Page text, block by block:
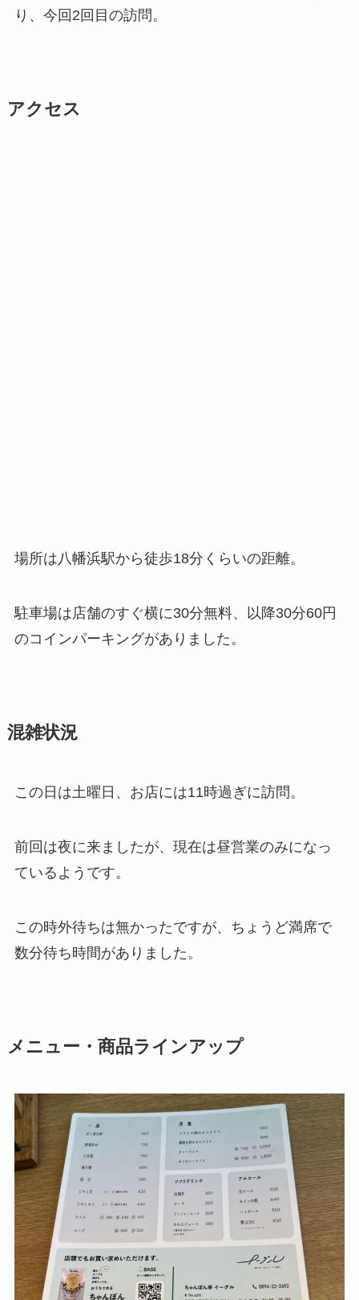
り、今回2回目の訪問。
アクセス
場所は八幡浜駅から徒歩18分くらいの距離。
駐車場は店舗のすぐ横に30分無料、以降30分60円
のコインパーキングがありました。
混雑状況
この日は土曜日、お店には11時過ぎに訪問。
前回は夜に来ましたが、現在は昼営業のみになっ
ているようです。
この時外待ちは無かったですが、ちょうど満席で
数分待ち時間がありました。
メニュー・商品ラインアップ